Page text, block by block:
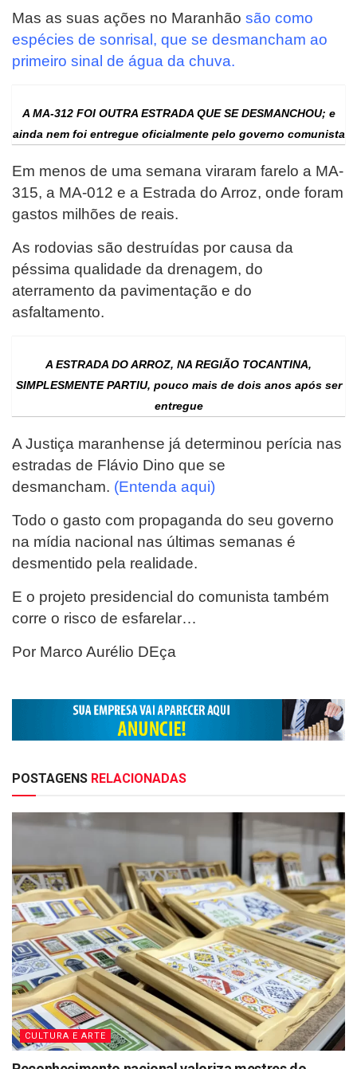
Mas as suas ações no Maranhão são como
espécies de sonrisal, que se desmancham ao
primeiro sinal de água da chuva.
A MA-312 FOI OUTRA ESTRADA QUE SE DESMANCHOU; e
ainda nem foi entregue oficialmente pelo governo comunista
Em menos de uma semana viraram farelo a MA-
315, a MA-012 e a Estrada do Arroz, onde foram
gastos milhões de reais.
As rodovias são destruídas por causa da
péssima qualidade da drenagem, do
aterramento da pavimentação e do
asfaltamento.
A ESTRADA DO ARROZ, NA REGIÃO TOCANTINA,
SIMPLESMENTE PARTIU, pouco mais de dois anos após ser
entregue
A Justiça maranhense já determinou perícia nas
estradas de Flávio Dino que se
desmancham. (Entenda aqui)
Todo o gasto com propaganda do seu governo
na mídia nacional nas últimas semanas é
desmentido pela realidade.
E o projeto presidencial do comunista também
corre o risco de esfarelar…
Por Marco Aurélio DEça
POSTAGENS RELACIONADAS
CULTURA E ARTE